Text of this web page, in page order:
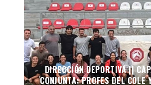
DIRECCIÓN DEPORTIVA ||
CONJUNTA: PROFES DEL COLE